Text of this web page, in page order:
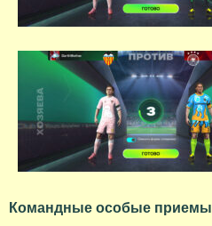
Командные особые приемы